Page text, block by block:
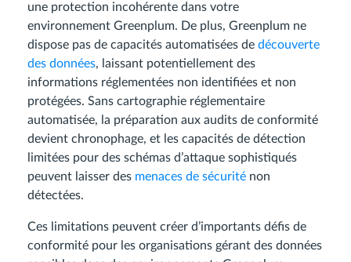
une protection incohérente dans votre
environnement Greenplum. De plus, Greenplum ne
dispose pas de capacités automatisées de découverte
des données, laissant potentiellement des
informations réglementées non identifiées et non
protégées. Sans cartographie réglementaire
automatisée, la préparation aux audits de conformité
devient chronophage, et les capacités de détection
limitées pour des schémas d’attaque sophistiqués
peuvent laisser des menaces de sécurité non
détectées.
Ces limitations peuvent créer d’importants défis de
conformité pour les organisations gérant des données